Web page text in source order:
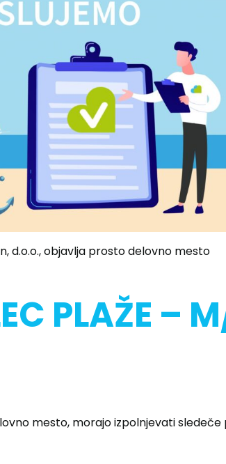
d.o.o., objavlja prosto delovno mesto
PLAŽE –
mesto, morajo izpolnjevati sledeče